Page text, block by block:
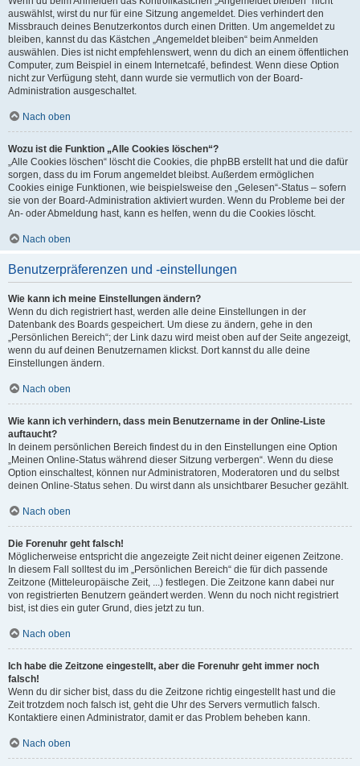
auswählst, wirst du nur für eine Sitzung angemeldet. Dies verhindert den
Missbrauch deines Benutzerkontos durch einen Dritten. Um angemeldet zu
bleiben, kannst du das Kästchen „Angemeldet bleiben“ beim Anmelden
auswählen. Dies ist nicht empfehlenswert, wenn du dich an einem öffentlichen
Computer, zum Beispiel in einem Internetcafé, befindest. Wenn diese Option
nicht zur Verfügung steht, dann wurde sie vermutlich von der Board-
Administration ausgeschaltet.
Nach oben
Wozu ist die Funktion „Alle Cookies löschen“?
„Alle Cookies löschen“ löscht die Cookies, die phpBB erstellt hat und die dafür
sorgen, dass du im Forum angemeldet bleibst. Außerdem ermöglichen
Cookies einige Funktionen, wie beispielsweise den „Gelesen“-Status – sofern
sie von der Board-Administration aktiviert wurden. Wenn du Probleme bei der
An- oder Abmeldung hast, kann es helfen, wenn du die Cookies löscht.
Nach oben
Benutzerpräferenzen und -einstellungen
Wie kann ich meine Einstellungen ändern?
Wenn du dich registriert hast, werden alle deine Einstellungen in der
Datenbank des Boards gespeichert. Um diese zu ändern, gehe in den
„Persönlichen Bereich“; der Link dazu wird meist oben auf der Seite angezeigt,
wenn du auf deinen Benutzernamen klickst. Dort kannst du alle deine
Einstellungen ändern.
Nach oben
Wie kann ich verhindern, dass mein Benutzername in der Online-Liste
auftaucht?
In deinem persönlichen Bereich findest du in den Einstellungen eine Option
„Meinen Online-Status während dieser Sitzung verbergen“. Wenn du diese
Option einschaltest, können nur Administratoren, Moderatoren und du selbst
deinen Online-Status sehen. Du wirst dann als unsichtbarer Besucher gezählt.
Nach oben
Die Forenuhr geht falsch!
Möglicherweise entspricht die angezeigte Zeit nicht deiner eigenen Zeitzone.
In diesem Fall solltest du im „Persönlichen Bereich“ die für dich passende
Zeitzone (Mitteleuropäische Zeit, ...) festlegen. Die Zeitzone kann dabei nur
von registrierten Benutzern geändert werden. Wenn du noch nicht registriert
bist, ist dies ein guter Grund, dies jetzt zu tun.
Nach oben
Ich habe die Zeitzone eingestellt, aber die Forenuhr geht immer noch
falsch!
Wenn du dir sicher bist, dass du die Zeitzone richtig eingestellt hast und die
Zeit trotzdem noch falsch ist, geht die Uhr des Servers vermutlich falsch.
Kontaktiere einen Administrator, damit er das Problem beheben kann.
Nach oben